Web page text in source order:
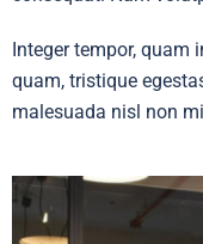
Integer tempor, quam
quam, tristique
malesuada nisl non